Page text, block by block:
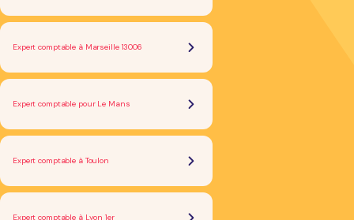
Expert comptable à Marseille 13006
Expert comptable pour Le Mans
Expert comptable à Toulon
Expert comptable à Lyon 1er